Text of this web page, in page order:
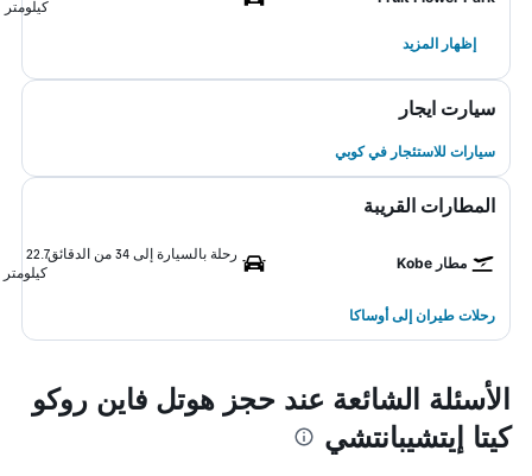
كيلومتر
إظهار المزيد
سيارت ايجار
سيارات للاستئجار في كوبي
المطارات القريبة
مطار Kobe
رحلة بالسيارة إلى 34 من الدقائق
22.7
كيلومتر
رحلات طيران إلى أوساكا
الأسئلة الشائعة عند حجز هوتل فاين روكو
كيتا إيتشيبانتشي